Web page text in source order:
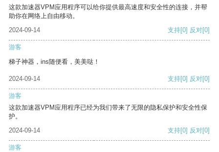
这款加速器VPM应用程序可以给你提供最高速度和安全性的连接，并帮
助你在网络上自由移动。
2024-09-14
支持[0] 反对[0]
游客
梯子神器，ins随便看，美美哒！
2024-09-14 支持[0] 反对[0]
游客
这款加速器VPM应用程序已经为我们带来了无限的隐私保护和安全性保
护。
2024-09-14
支持[0] 反对[0]
游客